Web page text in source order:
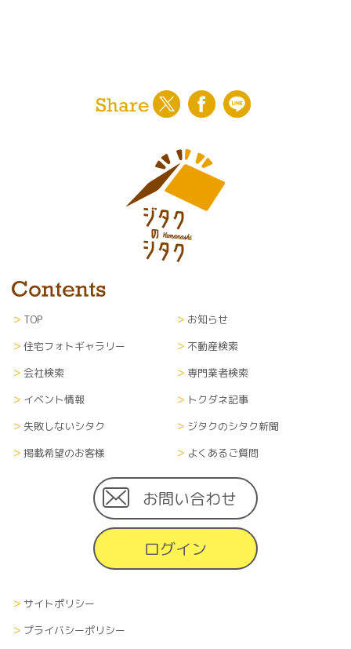
TOP
お知らせ
住宅フォトギャラリー
不動産検索
会社検索
専門業者検索
イベント情報
トクダネ記事
失敗しないシタク
ジタクのシタク新聞
掲載希望のお客様
よくあるご質問
お問い合わせ
ログイン
サイトポリシー
プライバシーポリシー